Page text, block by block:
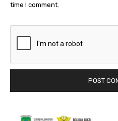
time I comment.